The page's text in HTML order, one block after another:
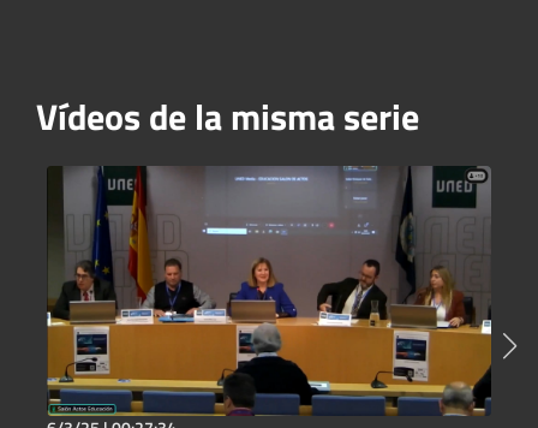
Vídeos de la misma serie